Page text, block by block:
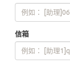
信箱